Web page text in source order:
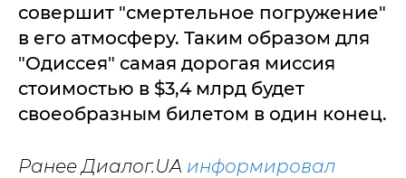
совершит "смертельное погружение"
в его атмосферу. Таким образом для
"Одиссея" самая дорогая миссия
стоимостью в $3,4 млрд будет
своеобразным билетом в один конец.
Ранее Диалог.UA информировал